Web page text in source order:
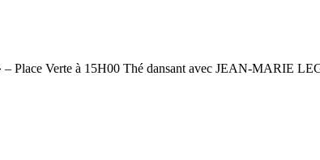
Place Verte à 15H00 Thé dansant avec JEAN-MARIE